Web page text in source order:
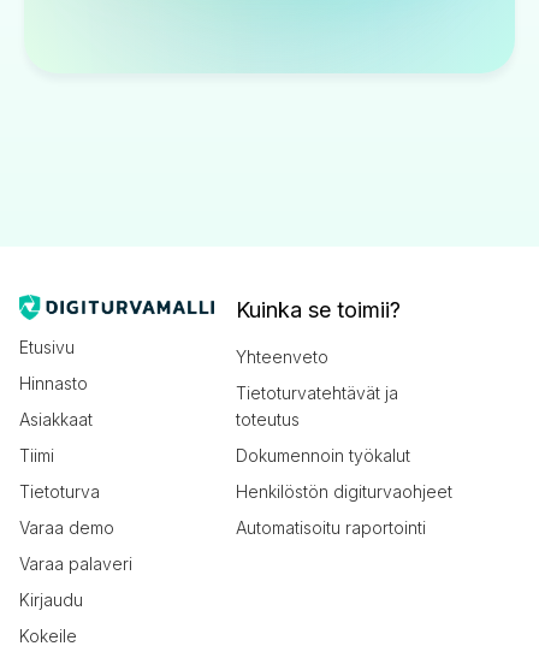
Etusivu
Hinnasto
Asiakkaat
Tiimi
Tietoturva
Varaa demo
Varaa palaveri
Kirjaudu
Kokeile
Kuinka se toimii?
Yhteenveto
Tietoturvatehtävät ja
toteutus
Dokumennoin työkalut
Henkilöstön digiturvaohjeet
Automatisoitu raportointi